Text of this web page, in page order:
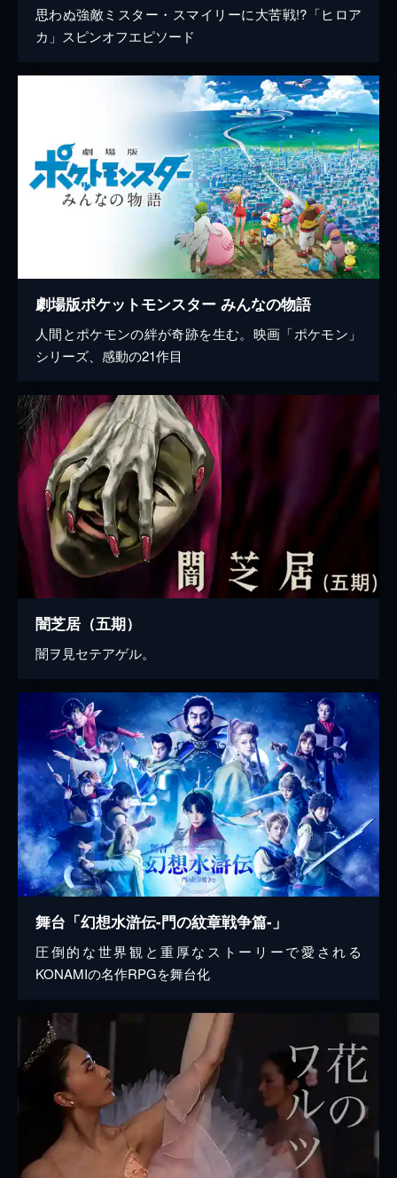
思わぬ強敵ミスター・スマイリーに大苦戦!?「ヒロア
カ」スピンオフエピソード
劇場版ポケットモンスター みんなの物語
人間とポケモンの絆が奇跡を生む。映画「ポケモン」
シリーズ、感動の21作目
闇芝居（五期）
闇ヲ見セテアゲル。
舞台「幻想水滸伝-門の紋章戦争篇-」
圧倒的な世界観と重厚なストーリーで愛される
KONAMIの名作RPGを舞台化